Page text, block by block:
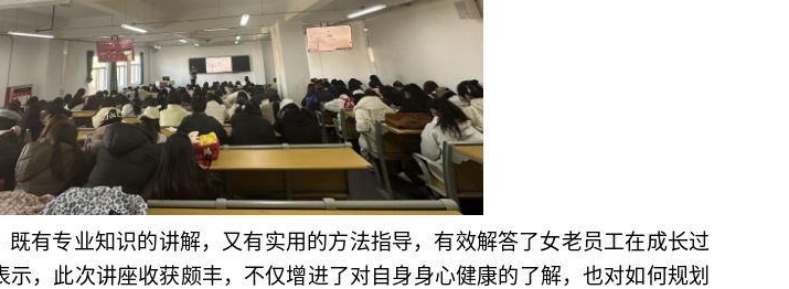
有专业知识的讲解，又有实用的方法指导，有效解答了女老员工在成长过
，此次讲座收获颇丰，不仅增进了对自身身心健康的了解，也对如何规划